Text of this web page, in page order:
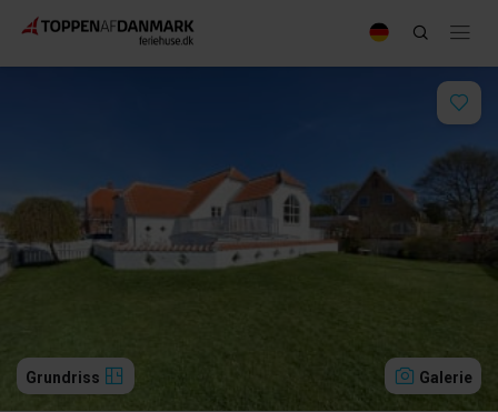
Grundriss Galerie